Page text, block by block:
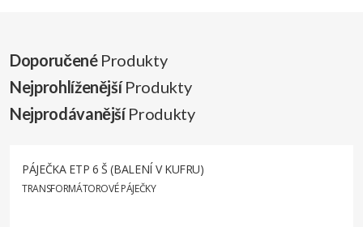
DoporučenéProdukty
NejprohlíženějšíProdukty
NejprodávanějšíProdukty
PÁJEČKA ETP 6 Š (BALENÍ V KUFRU)
TRANSFORMÁTOROVÉ PÁJEČKY